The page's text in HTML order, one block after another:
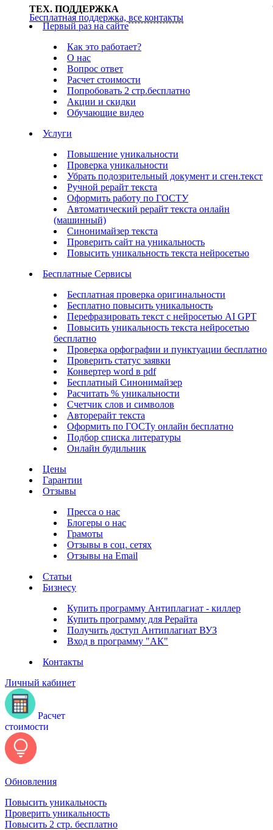
ТЕХ. ПОДДЕРЖКА
Бесплатная поддержка, все контакты
Первый раз на сайте
Как это работает?
О нас
Вопрос ответ
Расчет стоимости
Попробовать 2 стр.бесплатно
Акции и скидки
Обучающие видео
Услуги
Повышение уникальности
Проверка уникальности
Убрать подозрительный документ и сген.текст
Ручной рерайт текста
Оформить работу по ГОСТУ
Автоматический рерайт текста онлайн
(машинный)
Синонимайзер текста
Проверить сайт на уникальность
Повысить уникальность текста нейросетью
Бесплатные Сервисы
Бесплатная проверка оригинальности
Бесплатно повысить уникальность
Перефразировать текст с нейросетью AI GPT
Повысить уникальность текста нейросетью
бесплатно
Проверка орфографии и пунктуации бесплатно
Проверить статус заявки
Конвертер word в pdf
Бесплатный Синонимайзер
Расчитать % уникальности
Счетчик слов и символов
Авторерайт текста
Оформить по ГОСТу онлайн бесплатно
Подбор списка литературы
Онлайн будильник
Цены
Гарантии
Отзывы
Пресса о нас
Блогеры о нас
Грамоты
Отзывы в соц. сетях
Отзывы на Email
Статьи
Бизнесу
Купить программу Антиплагиат - киллер
Купить программу для Рерайта
Получить доступ Антиплагиат ВУЗ
Вход в программу "АК"
Контакты
Личный кабинет
Расчет
стоимости
Обновления
Повысить уникальность
Проверить уникальность
Повысить 2 стр. бесплатно